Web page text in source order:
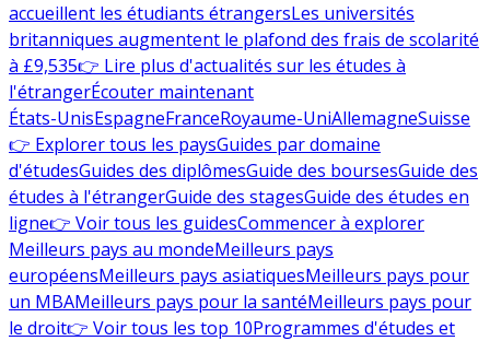
accueillent les étudiants étrangersLes universités
britanniques augmentent le plafond des frais de scolarité
à £9,535👉 Lire plus d'actualités sur les études à
l'étrangerÉcouter maintenant
États-UnisEspagneFranceRoyaume-UniAllemagneSuisse
👉 Explorer tous les paysGuides par domaine
d'étudesGuides des diplômesGuide des boursesGuide des
études à l'étrangerGuide des stagesGuide des études en
ligne👉 Voir tous les guidesCommencer à explorer
Meilleurs pays au mondeMeilleurs pays
européensMeilleurs pays asiatiquesMeilleurs pays pour
un MBAMeilleurs pays pour la santéMeilleurs pays pour
le droit👉 Voir tous les top 10Programmes d'études et